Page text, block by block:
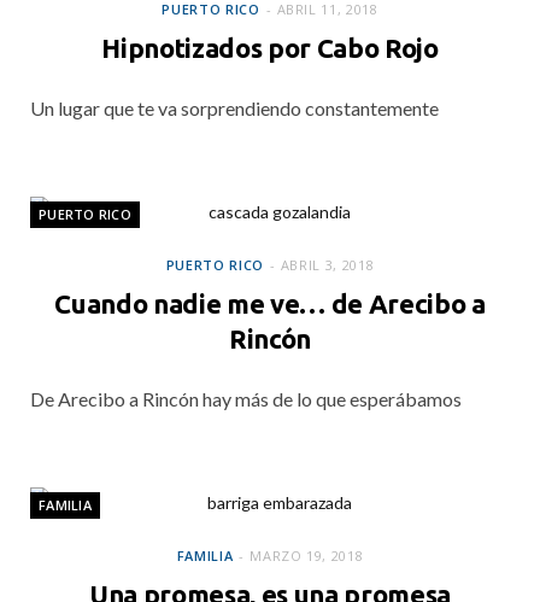
PUERTO RICO ABRIL 11, 2018
Hipnotizados por Cabo Rojo
Un lugar que te va sorprendiendo constantemente
PUERTO RICO
PUERTO RICO ABRIL 3, 2018
Cuando nadie me ve… de Arecibo a
Rincón
De Arecibo a Rincón hay más de lo que esperábamos
FAMILIA
FAMILIA MARZO 19, 2018
Una promesa, es una promesa